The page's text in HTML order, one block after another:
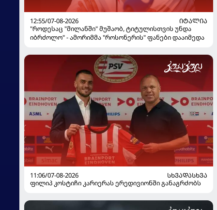
12:55/07-08-2026
ᲘᲢᲐᲚᲘᲐ
"როდესაც "მილანში" მუშაობ, ტიტულისთვის უნდა
იბრძოლო" - ამორიმმა "როსონერის" ფანები დააიმედა
11:06/07-08-2026
ᲡᲮᲕᲐᲓᲐᲡᲮᲕᲐ
ფილიპ კოსტიჩი კარიერას ერედივიონში განაგრძობს